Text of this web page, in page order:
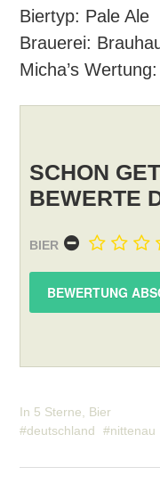
Biertyp: Pale Ale
Brauerei:
Micha’s
SCHON
BEWERTE
BIER
In 5 Sterne
Bier
deutschland
nittenau